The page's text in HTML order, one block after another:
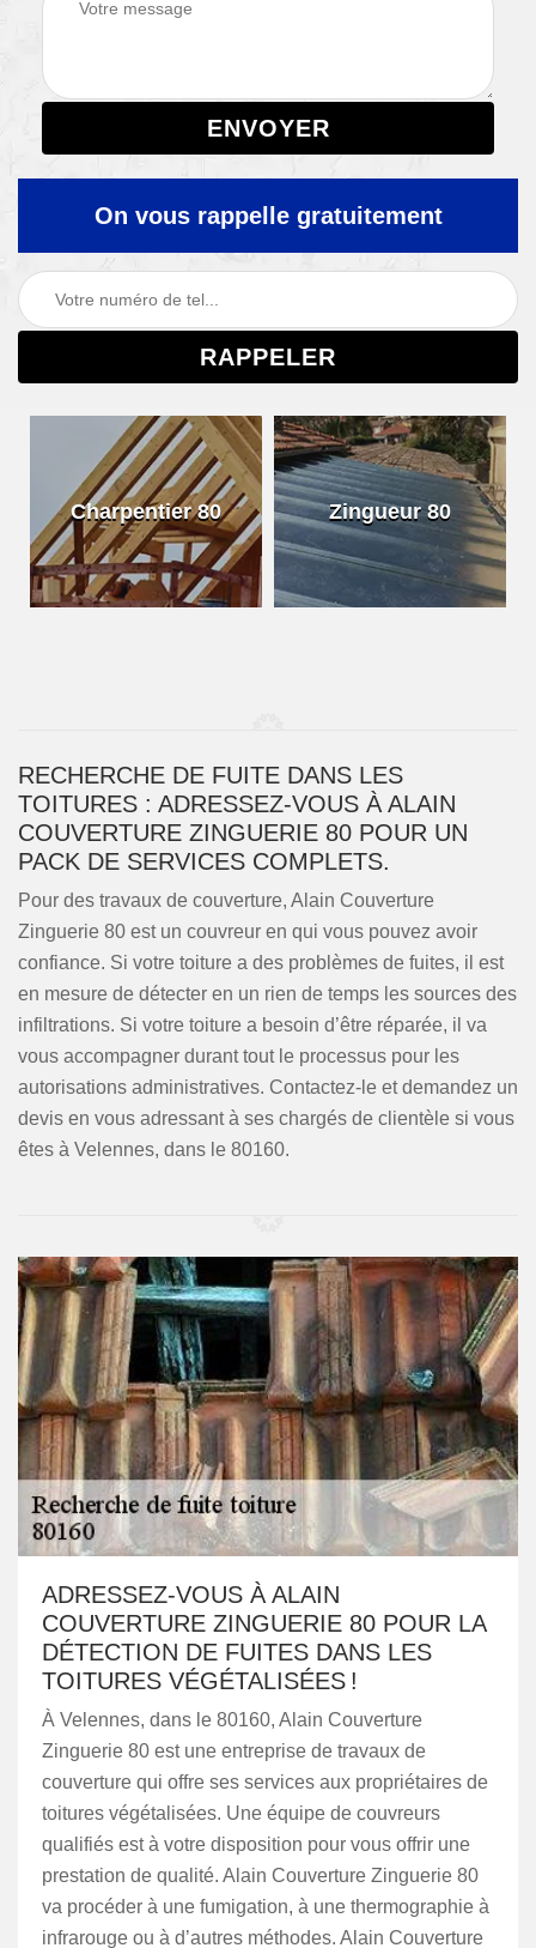
On vous rappelle gratuitement
Charpentier 80 Zingueur 80
RECHERCHE DE FUITE DANS LES
TOITURES : ADRESSEZ-VOUS À ALAIN
COUVERTURE ZINGUERIE 80 POUR UN
PACK DE SERVICES COMPLETS.
Pour des travaux de couverture, Alain Couverture
Zinguerie 80 est un couvreur en qui vous pouvez avoir
confiance. Si votre toiture a des problèmes de fuites, il est
en mesure de détecter en un rien de temps les sources des
infiltrations. Si votre toiture a besoin d’être réparée, il va
vous accompagner durant tout le processus pour les
autorisations administratives. Contactez-le et demandez un
devis en vous adressant à ses chargés de clientèle si vous
êtes à Velennes, dans le 80160.
ADRESSEZ-VOUS À ALAIN
COUVERTURE ZINGUERIE 80 POUR LA
DÉTECTION DE FUITES DANS LES
TOITURES VÉGÉTALISÉES !
À Velennes, dans le 80160, Alain Couverture
Zinguerie 80 est une entreprise de travaux de
couverture qui offre ses services aux propriétaires de
toitures végétalisées. Une équipe de couvreurs
qualifiés est à votre disposition pour vous offrir une
prestation de qualité. Alain Couverture Zinguerie 80
va procéder à une fumigation, à une thermographie à
infrarouge ou à d’autres méthodes. Alain Couverture